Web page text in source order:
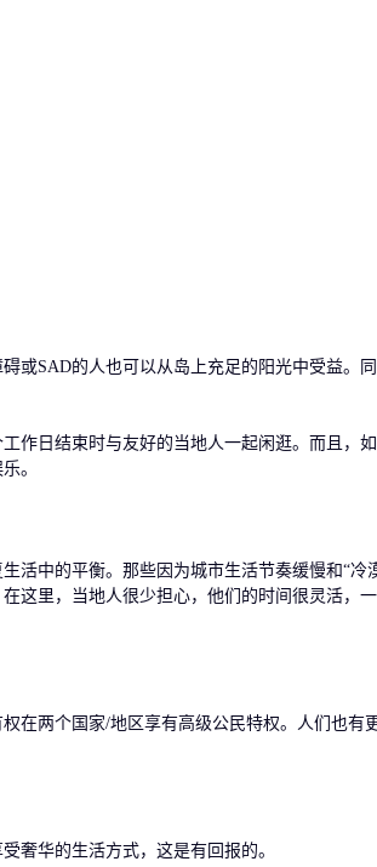
SAD的人也可以从岛上充足的阳光中受益。
日结束时与友好的当地人一起闲逛。而且，
。
中的平衡。那些因为城市生活节奏缓慢和“冷
这里，当地人很少担心，他们的时间很灵活，
两个国家/地区享有高级公民特权。人们也有
华的生活方式，这是有回报的。